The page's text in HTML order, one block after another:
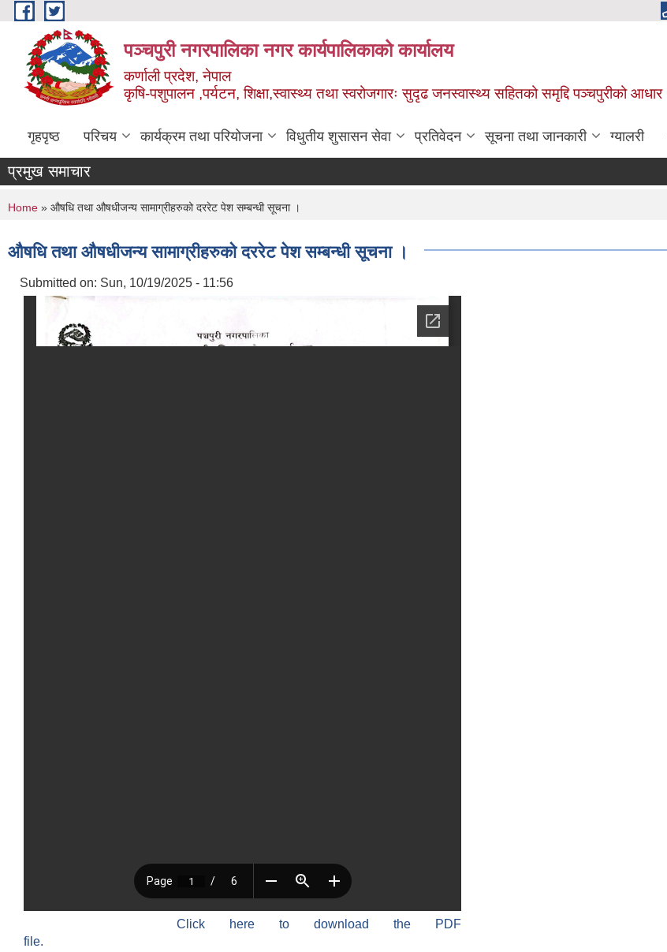
Skip to main content
पञ्चपुरी नगरपालिका नगर कार्यपालिकाको कार्यालय
कर्णाली प्रदेश, नेपाल
कृषि-पशुपालन ,पर्यटन, शिक्षा,स्वास्थ्य तथा स्वरोजगारः सुदृढ जनस्वास्थ्य सहितको समृद्दि पञ्चपुरीको आधार
गृहपृष्ठ परिचय कार्यक्रम तथा परियोजना विधुतीय शुसासन सेवा प्रतिवेदन सूचना तथा जानकारी ग्यालरी
प्रमुख समाचार
You are here
Home » औषधि तथा औषधीजन्य सामाग्रीहरुको दररेट पेश सम्बन्धी सूचना ।
औषधि तथा औषधीजन्य सामाग्रीहरुको दररेट पेश सम्बन्धी सूचना ।
Submitted on: Sun, 10/19/2025 - 11:56
Click here to download the PDF
file.